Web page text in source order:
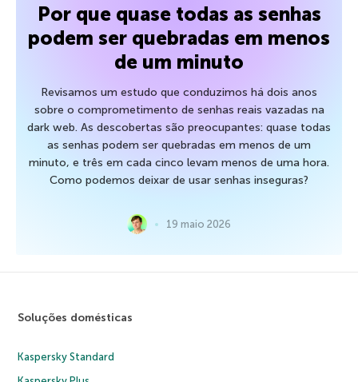
Por que quase todas as senhas
podem ser quebradas em menos
de um minuto
Revisamos um estudo que conduzimos há dois anos
sobre o comprometimento de senhas reais vazadas na
dark web. As descobertas são preocupantes: quase todas
as senhas podem ser quebradas em menos de um
minuto, e três em cada cinco levam menos de uma hora.
Como podemos deixar de usar senhas inseguras?
19 maio 2026
Soluções domésticas
Kaspersky Standard